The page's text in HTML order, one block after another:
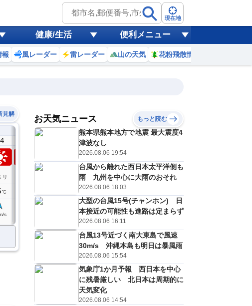
現在地
健康/生活 便利メニュー
報 風レーダー 雷レーダー 山の天気 花粉飛散情報
見解
リ
℃
s
17
ミリ
32
m/s
18
0ミリ
30
4m/s
0ミリ
29
4 m/s
0ミリ
3m/s
0
3m/s
お天気ニュース もっと読む
熊本県熊本地方で地震 最大震度4
津波なし
2026.08.06 19:54
台風から離れた西日本太平洋側も
雨 九州を中心に大雨のおそれ
2026.08.06 18:03
大型の台風15号(チャンホン) 日
本接近の可能性も進路は定まらず
2026.08.06 16:11
台風13号近づく南大東島で風速
30m/s 沖縄本島も明日は暴風雨
2026.08.06 15:54
気象庁1か月予報 西日本を中心
に残暑厳しい 北日本は周期的に
天気変化
2026.08.06 14:54